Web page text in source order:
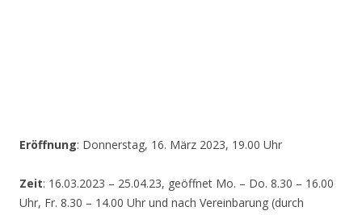
Eröffnung: Donnerstag, 16. März 2023, 19.00 Uhr
Zeit: 16.03.2023 – 25.04.23, geöffnet Mo. – Do. 8.30 – 16.00
Uhr, Fr. 8.30 – 14.00 Uhr und nach Vereinbarung (durch